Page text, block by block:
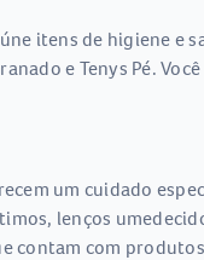
itens de higiene e
e Tenys Pé.
um cuidado
lenços
contam com